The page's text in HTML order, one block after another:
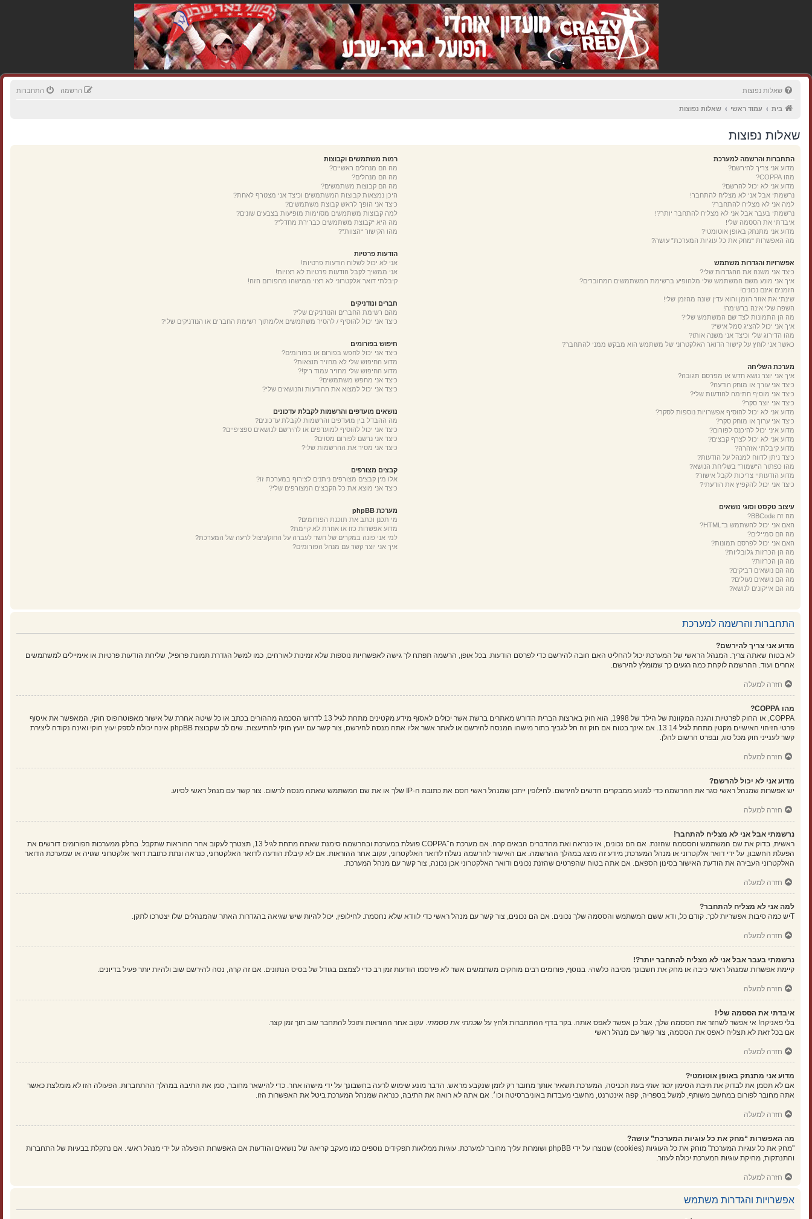
שאלות נפוצות התחברות הרשמה
בית עמוד ראשי שאלות נפוצות
שאלות נפוצות
התחברות והרשמה למערכת
מדוע אני צריך להירשם?
מהו COPPA?
מדוע אני לא יכול להרשם?
נרשמתי אבל אני לא מצליח להתחבר!
למה אני לא מצליח להתחבר?
נרשמתי בעבר אבל אני לא מצליח להתחבר יותר?!
איבדתי את הססמה שלי!
מדוע אני מתנתק באופן אוטומטי?
מה האפשרות “מחק את כל עוגיות המערכת” עושה?
אפשרויות והגדרות משתמש
כיצד אני משנה את ההגדרות שלי?
איך אני מונע משם המשתמש שלי מלהופיע ברשימת המשתמשים המחוברים?
הזמנים אינם נכונים!
שינתי את אזור הזמן והוא עדין שונה מהזמן שלי!
השפה שלי אינה ברשימה!
מה הן התמונות לצד שם המשתמש שלי?
איך אני יכול להציג סמל אישי?
מהו הדירוג שלי וכיצד אני משנה אותו?
כאשר אני לוחץ על קישור הדואר האלקטרוני של משתמש הוא מבקש ממני להתחבר?
מערכת השליחה
איך אני יוצר נושא חדש או מפרסם תגובה?
כיצד אני עורך או מוחק הודעה?
כיצד אני מוסיף חתימה להודעות שלי?
כיצד אני יוצר סקר?
מדוע אני לא יכול להוסיף אפשרויות נוספות לסקר?
כיצד אני ערוך או מוחק סקר?
מדוע איני יכול להיכנס לפורום?
מדוע אני לא יכול לצרף קבצים?
מדוע קיבלתי אזהרה?
כיצד ניתן לדווח למנהל על הודעות?
מהו כפתור ה“שמור” בשליחת הנושא?
מדוע הודעותיי צריכות לקבל אישור?
כיצד אני יכול להקפיץ את הודעתי?
עיצוב טקסט וסוגי נושאים
מה זה BBCode?
האם אני יכול להשתמש ב־HTML?
מה הם סמיילים?
האם אני יכול לפרסם תמונות?
מה הן הכרזות גלובליות?
מה הן הכרזות?
מה הם נושאים דביקים?
מה הם נושאים נעולים?
מה הם אייקונים לנושא?
רמות משתמשים וקבוצות
מה הם מנהלים ראשיים?
מה הם מנהלים?
מה הם קבוצות משתמשים?
היכן נמצאות קבוצות המשתמשים וכיצד אני מצטרף לאחת?
כיצד אני הופך לראש קבוצת משתמשים?
למה קבוצות משתמשים מסוימות מופיעות בצבעים שונים?
מה היא “קבוצת משתמשים כברירת מחדל”?
מהו הקישור “הצוות”?
הודעות פרטיות
אני לא יכול לשלוח הודעות פרטיות!
אני ממשיך לקבל הודעות פרטיות לא רצויות!
קיבלתי דואר אלקטרוני לא רצוי ממישהו מהפורום הזה!
חברים ונודניקים
מהם רשימת החברים והנודניקים שלי?
כיצד אני יכול להוסיף / להסיר משתמשים אל/מתוך רשימת החברים או הנודניקים שלי?
חיפוש בפורומים
כיצד אני יכול לחפש בפורום או בפורומים?
מדוע החיפוש שלי לא מחזיר תוצאות?
מדוע החיפוש שלי מחזיר עמוד ריק!?
כיצד אני מחפש משתמשים?
כיצד אני יכול למצוא את ההודעות והנושאים שלי?
נושאים מועדפים והרשמות לקבלת עדכונים
מה ההבדל בין מועדפים והרשמות לקבלת עדכונים?
כיצד אני יכול להוסיף למועדפים או להירשם לנושאים ספציפיים?
כיצד אני נרשם לפורום מסוים?
כיצד אני מסיר את ההרשמות שלי?
קבצים מצורפים
אלו מין קבצים מצורפים ניתנים לצירוף במערכת זו?
כיצד אני מוצא את כל הקבצים המצורפים שלי?
מערכת phpBB
מי תכנן וכתב את תוכנת הפורומים?
מדוע אפשרות כזו או אחרת לא קיימת?
למי אני פונה במקרים של חשד לעברה על החוק/ניצול לרעה של המערכת?
איך אני יוצר קשר עם מנהל הפורומים?
התחברות והרשמה למערכת
מדוע אני צריך להירשם?
לא בטוח שאתה צריך. המנהל הראשי של המערכת יכול להחליט האם חובה להירשם כדי לפרסם הודעות. בכל אופן, הרשמה תפתח לך גישה לאפשרויות נוספות שלא זמינות לאורחים, כמו למשל הגדרת תמונת פרופיל, שליחת הודעות פרטיות או אימיילים למשתמשים
אחרים ועוד. ההרשמה לוקחת כמה רגעים כך שמומלץ להירשם.
חזרה למעלה
מהו COPPA?
COPPA, או החוק לפרטיות והגנה המקוונת של הילד של 1998, הוא חוק בארצות הברית הדורש מאתרים ברשת אשר יכולים לאסוף מידע מקטינים מתחת לגיל 13 לדרוש הסכמה מההורים בכתב או כל שיטה אחרת של אישור מאפוטרופוס חוקי, המאפשר את איסוף
פרטי הזיהוי האישיים מקטין מתחת לגיל 14 13. אם אינך בטוח אם חוק זה חל לגביך בתור מישהו המנסה להירשם או לאתר אשר אליו אתה מנסה להירשם, צור קשר עם יועץ חוקי להתיעצות. שים לב שקבוצת phpBB אינה יכולה לספק יעוץ חוקי ואינה נקודה ליצירת
קשר לענייני חוק מכל סוג, ובפרט הרשום להלן.
חזרה למעלה
מדוע אני לא יכול להרשם?
יש אפשרות שמנהל ראשי סגר את ההרשמה כדי למנוע ממבקרים חדשים להירשם. לחילופין ייתכן שמנהל ראשי חסם את כתובת ה-IP שלך או את שם המשתמש שאתה מנסה לרשום. צור קשר עם מנהל ראשי לסיוע.
חזרה למעלה
נרשמתי אבל אני לא מצליח להתחבר!
ראשית, בדוק את שם המשתמש והססמה שהזנת. אם הם נכונים, אז כנראה ואת מהדברים הבאים קרה. אם מערכת ה־COPPA פועלת במערכת ובהרשמה סימנת שאתה מתחת לגיל 13, תצטרך לעקוב אחר ההוראות שתקבל. בחלק ממערכות הפורומים דורשים את
הפעלת החשבון, על ידי דואר אלקטרוני או מנהל המערכת; מידע זה מוצג במהלך ההרשמה. אם האישור להרשמה נשלח לדואר האלקטרוני, עקוב אחר ההוראות. אם לא קיבלת הודעה לדואר האלקטרוני, כנראה ונתת כתובת דואר אלקטרוני שגויה או שמערכת הדואר
האלקטרוני העבירה את הודעת האישור בסינון הספאם. אם אתה בטוח שהפרטים שהזנת נכונים ודואר האלקטרוני אכן נכונה, צור קשר עם מנהל המערכת.
חזרה למעלה
למה אני לא מצליח להתחבר?
Tיש כמה סיבות אפשריות לכך. קודם כל, ודא ששם המשתמש והססמה שלך נכונים. אם הם נכונים, צור קשר עם מנהל ראשי כדי לוודא שלא נחסמת. לחילופין, יכול להיות שיש שגיאה בהגדרות האתר שהמנהלים שלו יצטרכו לתקן.
חזרה למעלה
נרשמתי בעבר אבל אני לא מצליח להתחבר יותר?!
קיימת אפשרות שמנהל ראשי כיבה או מחק את חשבונך מסיבה כלשהי. בנוסף, פורומים רבים מוחקים משתמשים אשר לא פירסמו הודעות זמן רב כדי לצמצם בגודל של בסיס הנתונים. אם זה קרה, נסה להירשם שוב ולהיות יותר פעיל בדיונים.
חזרה למעלה
איבדתי את הססמה שלי!
בלי פאניקה! אי אפשר לשחזר את הססמה שלך, אבל כן אפשר לאפס אותה. בקר בדף ההתחברות ולחץ על שכחתי את ססמתי. עקוב אחר ההוראות ותוכל להתחבר שוב תוך זמן קצר.
אם בכל זאת לא תצליח לאפס את הססמה, צור קשר עם מנהל ראשי
חזרה למעלה
מדוע אני מתנתק באופן אוטומטי?
אם לא תסמן את לבדוק את תיבת הסימוןזכור אותי בעת הכניסה, המערכת תשאיר אותך מחובר רק לזמן שנקבע מראש. הדבר מונע שימוש לרעה בחשבונך על ידי מישהו אחר. כדי להישאר מחובר, סמן את התיבה במהלך ההתחברות. הפעולה הזו לא מומלצת כאשר
אתה מחובר לפורום במחשב משותף, למשל בספריה, קפה אינטרנט, מחשבי מעבדות באוניברסיטה וכו׳. אם אתה לא רואה את התיבה, כנראה שמנהל המערכת ביטל את האפשרות הזו.
חזרה למעלה
מה האפשרות “מחק את כל עוגיות המערכת” עושה?
"מחק את כל עוגיות המערכת" מוחק את כל העוגיות (cookies) שנוצרו על ידי phpBB ושומרות עליך מחובר למערכת. עוגיות ממלאות תפקידים נוספים כמו מעקב קריאה של נושאים והודעות אם האפשרות הופעלה על ידי מנהל ראשי. אם נתקלת בבעיות של התחברות
והתנתקות, מחיקת עוגיות המערכת יכולה לעזור.
חזרה למעלה
אפשרויות והגדרות משתמש